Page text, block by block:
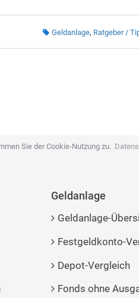
Geldanlage, Ratgeber /
Sie der Cookie-Nutzung zu.
Geldanlage
Geldanlage-
Festgeldkonto-
Depot-Vergleich
Fonds ohne